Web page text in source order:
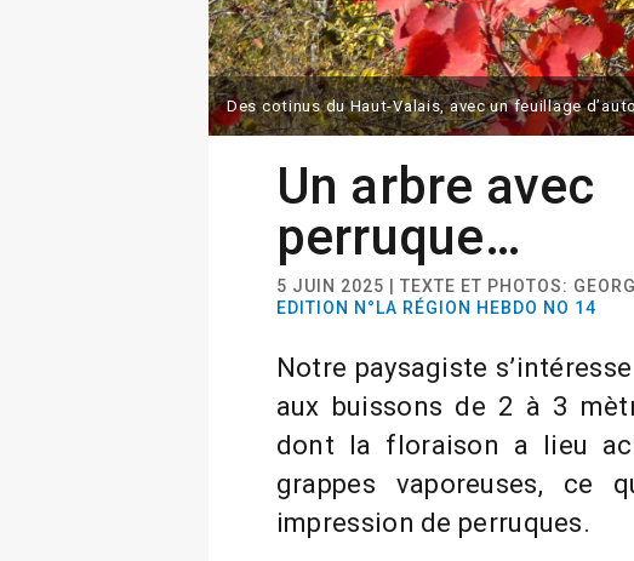
Des cotinus du Haut-Valais, avec un feuillage
Un arbre avec
perruque…
5 JUIN 2025 | TEXTE ET PHOTOS:
EDITION N°LA RÉGION HEBDO NO 14
Notre paysagiste
aux buissons de 2 à 3
dont la floraison a lieu
grappes vaporeuses, ce
impression de perruques.